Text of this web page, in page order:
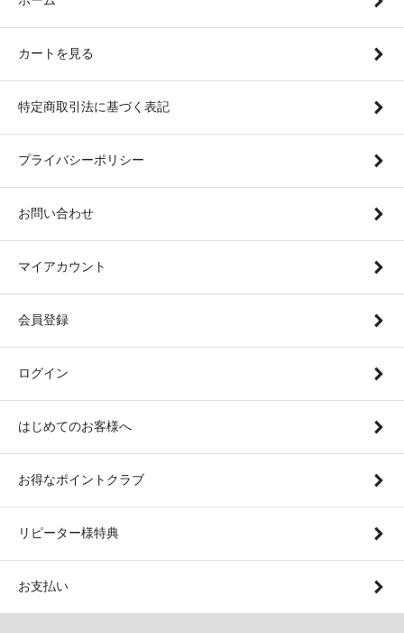
カートを見る
特定商取引法に基づく表記
プライバシーポリシー
お問い合わせ
マイアカウント
会員登録
ログイン
はじめてのお客様へ
お得なポイントクラブ
リピーター様特典
お支払い